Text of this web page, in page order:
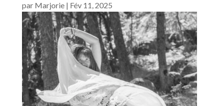
par Marjorie| Fév 11, 2025